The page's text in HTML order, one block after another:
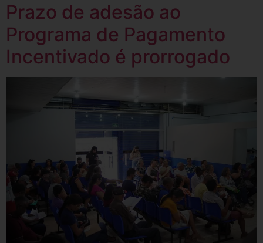
Prazo de adesão ao
Programa de Pagamento
Incentivado é prorrogado